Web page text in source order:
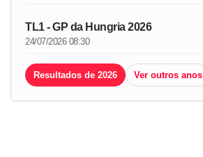
TL1 - GP da Hungria 2026
24/07/2026 08:30
Resultados de 2026 Ver outros anos